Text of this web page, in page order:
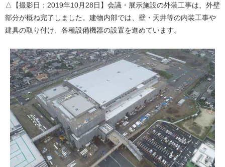
△【撮影日：2019年10月28日】会議・展示施設の外装工事は、外壁
部分が概ね完了しました。建物内部では、壁・天井等の内装工事や
建具の取り付け、各種設備機器の設置を進めています。